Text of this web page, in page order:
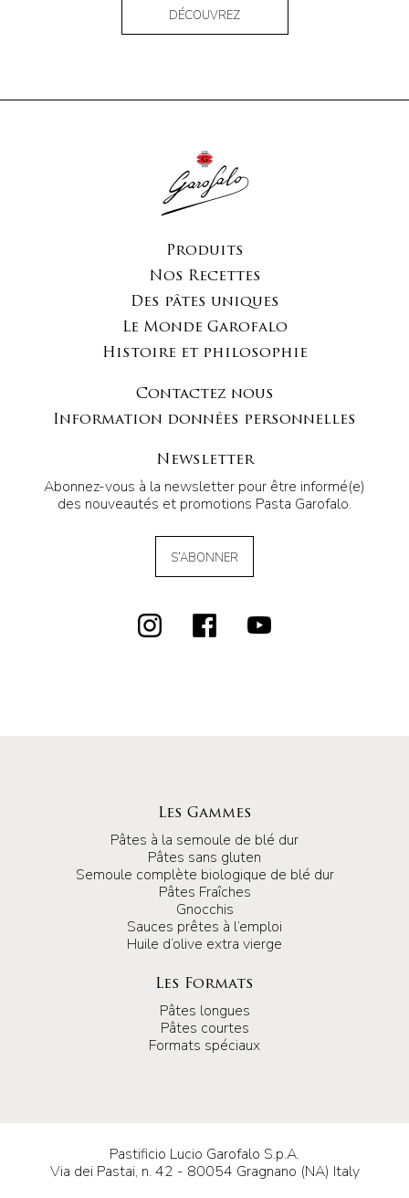
DÉCOUVREZ
Produits
Nos Recettes
Des pâtes uniques
Le Monde Garofalo
Histoire et philosophie
Contactez nous
Information données personnelles
Newsletter
Abonnez-vous à la newsletter pour être informé(e)
des nouveautés et promotions Pasta Garofalo.
S’ABONNER
Les Gammes
Pâtes à la semoule de blé dur
Pâtes sans gluten
Semoule complète biologique de blé dur
Pâtes Fraîches
Gnocchis
Sauces prêtes à l’emploi
Huile d’olive extra vierge
Les Formats
Pâtes longues
Pâtes courtes
Formats spéciaux
Pastificio Lucio Garofalo S.p.A.
Via dei Pastai, n. 42 - 80054 Gragnano (NA) Italy